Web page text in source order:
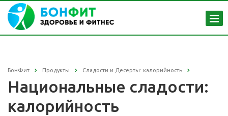
БонФит Продукты Сладости и Десерты: калорийность
Национальные сладости:
калорийность